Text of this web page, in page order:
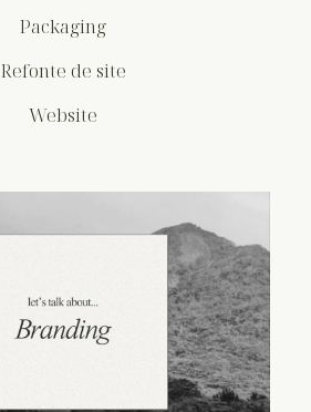
CONTACT
Packaging
Refonte de site
Website